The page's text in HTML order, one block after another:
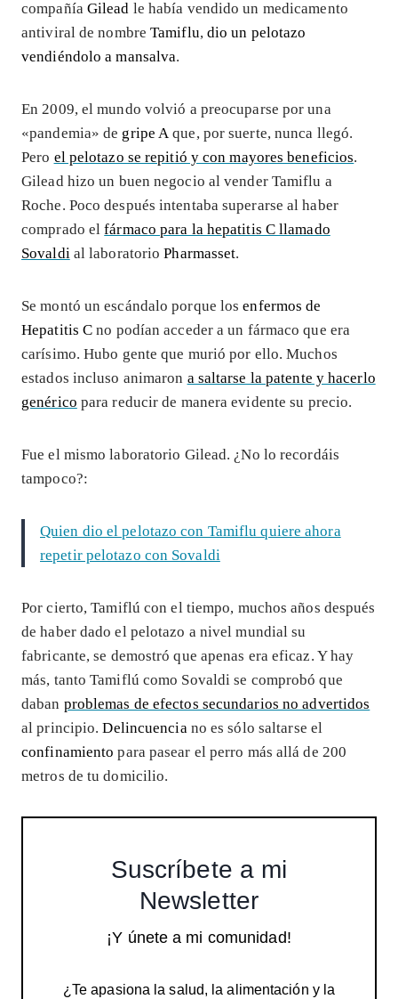
compañía Gilead le había vendido un medicamento
antiviral de nombreTamiflu, dio un pelotazo
vendiéndolo a mansalva.
En 2009, el mundo volvió a preocuparse por una
«pandemia» de gripe A que, por suerte, nunca llegó.
Pero el pelotazo se repitió y con mayores beneficios.
Gilead hizo un buen negocio al vender Tamiflu a
Roche. Poco después intentaba superarse al haber
comprado elfármaco para la hepatitis C llamado
Sovaldi al laboratorioPharmasset.
Se montó un escándalo porque losenfermos de
Hepatitis C no podían acceder a un fármaco que era
carísimo. Hubo gente que murió por ello. Muchos
estados incluso animaron a saltarse la patente y hacerlo
genérico para reducir de manera evidente su precio.
Fue el mismo laboratorio Gilead. ¿No lo recordáis
tampoco?:
Quien dio el pelotazo con Tamiflu quiere ahora
repetir pelotazo con Sovaldi
Por cierto, Tamiflú con el tiempo, muchos años después
de haber dado el pelotazo a nivel mundial su
fabricante, se demostró que apenas era eficaz. Y hay
más, tanto Tamiflú como Sovaldi se comprobó que
daban problemas de efectos secundarios no advertidos
al principio.Delincuencia no es sólo saltarse el
confinamiento para pasear el perro más allá de 200
metros de tu domicilio.
Suscríbete a mi
Newsletter
¡Y únete a mi comunidad!
¿Te apasiona la salud, la alimentación y la